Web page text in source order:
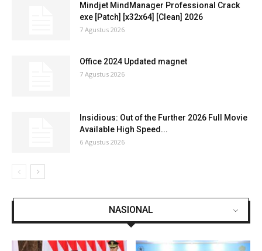
Mindjet MindManager Professional Crack
exe [Patch] [x32x64] [Clean] 2026
7 Agustus 2026
Office 2024 Updated magnet
7 Agustus 2026
Insidious: Out of the Further 2026 Full Movie
Available High Speed...
6 Agustus 2026
NASIONAL